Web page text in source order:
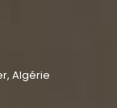
Algérie